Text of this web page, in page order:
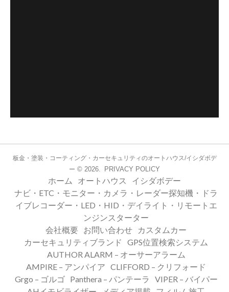
板金・塗装・コーティング・カーセキュリティのオートハウス/イシダボデ
ー © 2026. PRIVACY POLICY
ホーム オートハウス
イシダボデー
ナビ・ETC・モニター・カメラ・レーダー探知機・ドラ
イブレコーダー・LED・HID・デイライト・リモートエ
ンジンスターター
会社概要
お問い合わせ
カスタムカー
カーセキュリティブランド
GPS位置検索システム
AUTHOR ALARM – オーサーアラーム
AMPIRE – アンパイア CLIFFORD – クリフォード
Grgo – ゴルゴ
Panthera – パンテーラ
VIPER – バイパー